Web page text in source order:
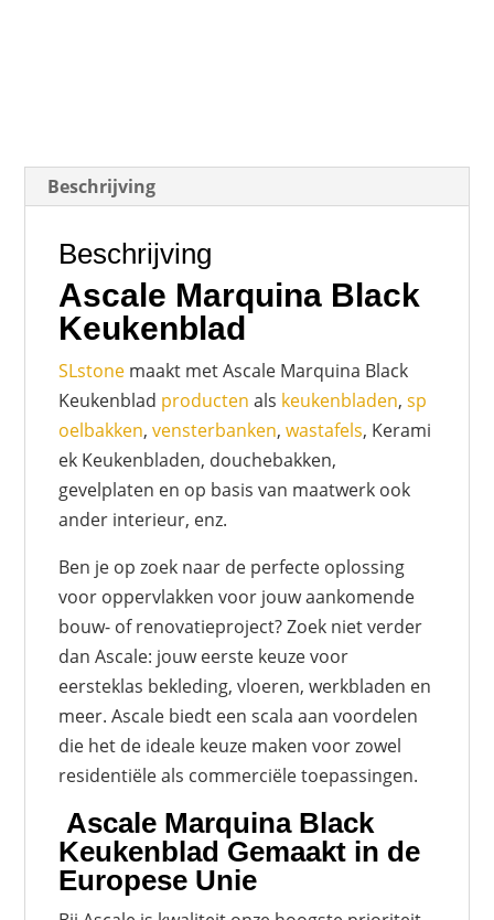
Beschrijving
Beschrijving
Ascale Marquina Black
Keukenblad
SLstone maakt met Ascale Marquina Black
Keukenblad producten als keukenbladen,sp
oelbakken,vensterbanken,wastafels, Kerami
ek Keukenbladen, douchebakken,
gevelplaten en op basis van maatwerk ook
ander interieur, enz.
Ben je op zoek naar de perfecte oplossing
voor oppervlakken voor jouw aankomende
bouw- of renovatieproject? Zoek niet verder
dan Ascale: jouw eerste keuze voor
eersteklas bekleding, vloeren, werkbladen en
meer. Ascale biedt een scala aan voordelen
die het de ideale keuze maken voor zowel
residentiële als commerciële toepassingen.
Ascale Marquina Black
Keukenblad Gemaakt in de
Europese Unie